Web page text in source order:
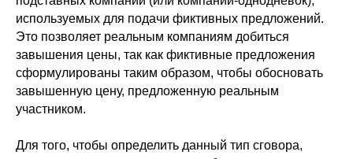
используемых для подачи фиктивных предложений.
Это позволяет реальным компаниям добиться
завышения цены, так как фиктивные предложения
сформулированы таким образом, чтобы обосновать
завышенную цену, предложенную реальным
участником.
Для того, чтобы определить данный тип сговора,